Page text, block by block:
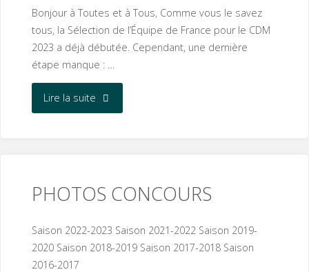
Bonjour à Toutes et à Tous, Comme vous le savez
tous, la Sélection de l’Équipe de France pour le CDM
2023 a déjà débutée. Cependant, une dernière
étape manque : …
Lire la suite"CONCOURS
2022"
PHOTOS CONCOURS
Saison 2022-2023 Saison 2021-2022 Saison 2019-
2020 Saison 2018-2019 Saison 2017-2018 Saison
2016-2017